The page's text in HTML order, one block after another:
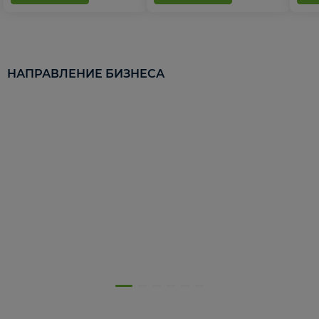
НАПРАВЛЕНИЕ БИЗНЕСА